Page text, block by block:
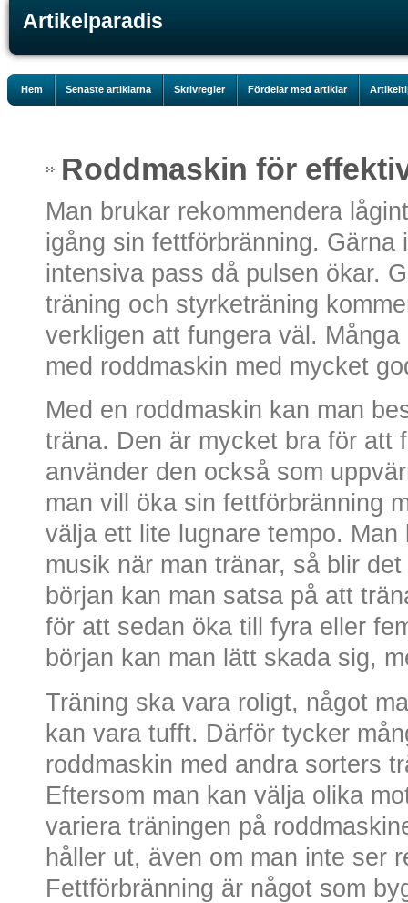
Artikelparadis
Hem Senaste artiklarna Skrivregler Fördelar med artiklar
Roddmaskin för
Man brukar rekommendera
igång sin fettförbränning. Gärna
intensiva pass då pulsen ökar.
träning och styrketräning
verkligen att fungera väl.
med roddmaskin med mycket
Med en roddmaskin kan man
träna. Den är mycket bra för att
använder den också som
man vill öka sin fettförbränning
välja ett lite lugnare tempo.
musik när man tränar, så blir
början kan man satsa på att
för att sedan öka till fyra eller
början kan man lätt skada sig,
Träning ska vara roligt, något
kan vara tufft. Därför tycker
roddmaskin med andra sorters
Eftersom man kan välja olika
variera träningen på
håller ut, även om man inte ser
Fettförbränning är något som